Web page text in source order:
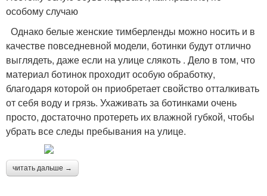
особому случаю
Однако белые женские тимберленды можно носить и в
качестве повседневной модели, ботинки будут отлично
выглядеть, даже если на улице слякоть . Дело в том, что
материал ботинок проходит особую обработку,
благодаря которой он приобретает свойство отталкивать
от себя воду и грязь. Ухаживать за ботинками очень
просто, достаточно протереть их влажной губкой, чтобы
убрать все следы пребывания на улице.
читать дальше →